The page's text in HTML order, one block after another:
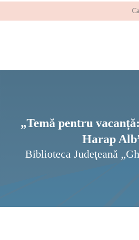
„Temă pentru
Harap
Biblioteca Judeţeană